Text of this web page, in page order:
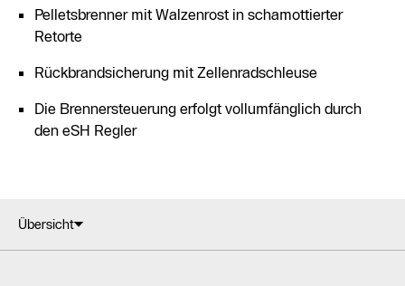
Pelletsbrenner mit Walzenrost in schamottierter
Retorte
Rückbrandsicherung mit Zellenradschleuse
Die Brennersteuerung erfolgt vollumfänglich durch
den eSH Regler
Übersicht